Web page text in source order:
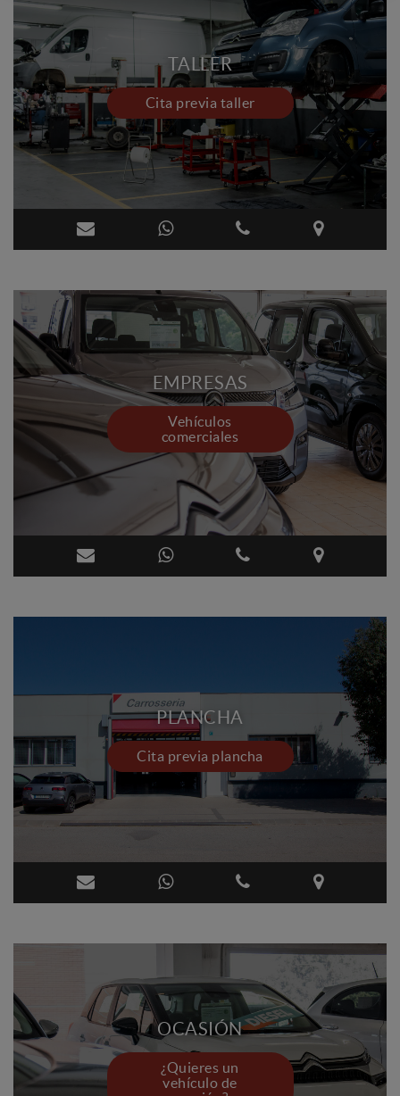
TALLER
Cita previa taller
EMPRESAS
Vehículos
comerciales
PLANCHA
Cita previa plancha
OCASIÓN
¿Quieres un
vehículo de